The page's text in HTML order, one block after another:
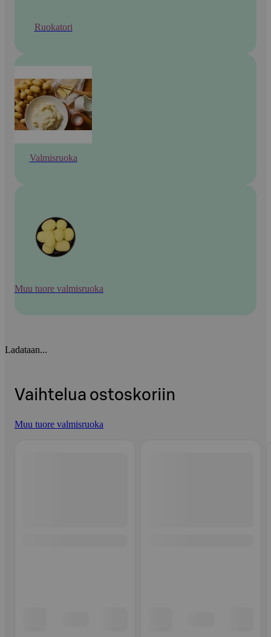
Ruokatori
Valmisruoka
Muu tuore valmisruoka
Ladataan...
Vaihtelua ostoskoriin
Muu tuore valmisruoka